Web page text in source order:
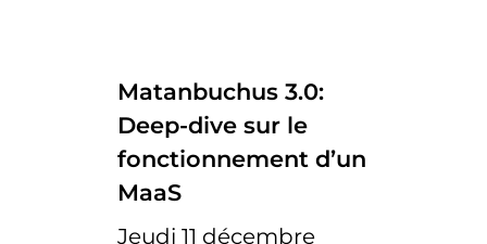
Matanbuchus 3.0:
Deep-dive sur le
fonctionnement d’un
MaaS
Jeudi 11 décembre